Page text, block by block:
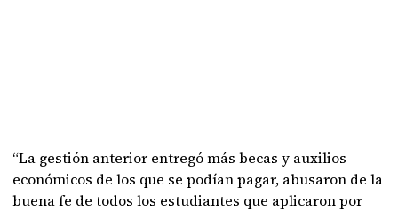
“La gestión anterior entregó más becas y auxilios
económicos de los que se podían pagar, abusaron de la
buena fe de todos los estudiantes que aplicaron por